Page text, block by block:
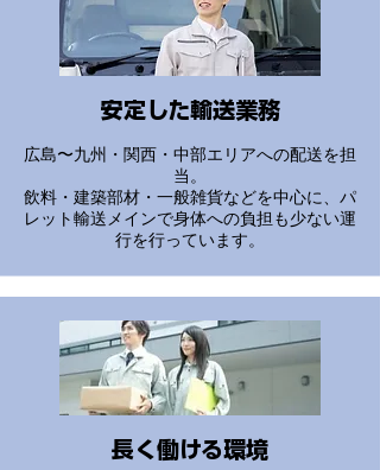
安定した輸送業務
広島〜九州・関西・中部エリアへの配送を担
当。
飲料・建築部材・一般雑貨などを中心に、パ
レット輸送メインで身体への負担も少ない運
行を行っています。
長く働ける環境